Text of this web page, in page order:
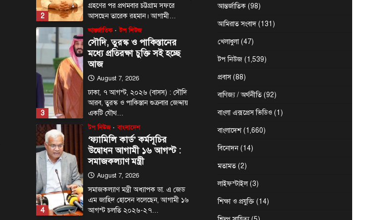
2
গ্রহণের পর প্রথমবার চট্টগ্রাম সফরে
আসছেন তারেক রহমান। আগামী…
3
আন্তর্জাতিক টপ নিউজ
সৌদি, তুরস্ক ও পাকিস্তানের
মধ্যে প্রতিরক্ষা চুক্তি সই হচ্ছে
আজ
August 7, 2026
ঢাকা, ৭ আগস্ট, ২০২৬ (বাসস) : সৌদি
আরব, তুরস্ক ও পাকিস্তান শুক্রবার জেদ্দায়
একটি যৌথ…
4
টপ নিউজ বাংলাদেশ
‘ফ্যামিলি কার্ড’ কর্মসূচির
উদ্বোধন আগামী ১৬ আগস্ট :
সমাজকল্যাণ মন্ত্রী
August 7, 2026
সমাজকল্যাণ মন্ত্রী অধ্যাপক ডা. এ জেড
এম জাহিদ হোসেন বলেছেন, আগামী ১৬
আগস্ট চলতি ২০২৬-২৭…
আন্তর্জাতিক (98)
আমিরাত সংবাদ(131)
খেলাধুলা(47)
টপ নিউজ (1,539)
প্রবাস(88)
বাণিজ্য / অর্থনীতি (92)
বাংলা এক্সপ্রেস ভিডিও (1)
বাংলাদেশ(1,660)
বিনোদন (14)
মতামত (2)
লাইফস্টাইল(3)
শিক্ষা ও প্রযুক্তি (14)